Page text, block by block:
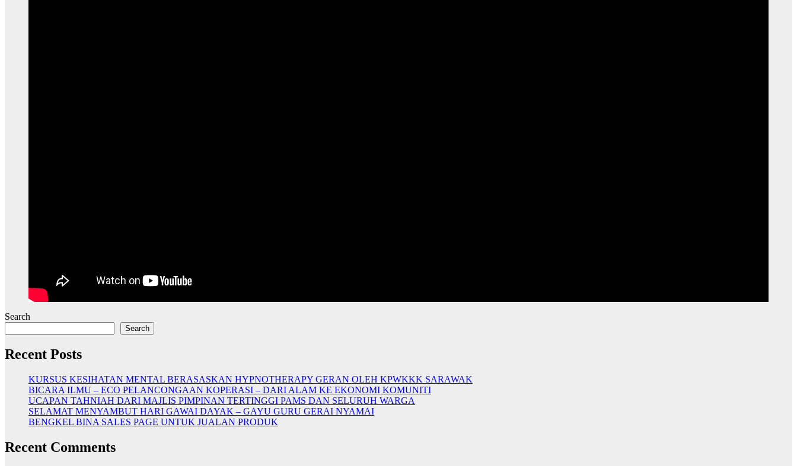
Search
Search
Recent Posts
KURSUS KESIHATAN MENTAL BERASASKAN HYPNOTHERAPY GERAN OLEH KPWKKK SARAWAK
BICARA ILMU – ECO PELANCONGAAN KOPERASI – DARI ALAM KE EKONOMI KOMUNITI
UCAPAN TAHNIAH DARI MAJLIS PIMPINAN TERTINGGI PAMS DAN SELURUH WARGA
SELAMAT MENYAMBUT HARI GAWAI DAYAK – GAYU GURU GERAI NYAMAI
BENGKEL BINA SALES PAGE UNTUK JUALAN PRODUK
Recent Comments